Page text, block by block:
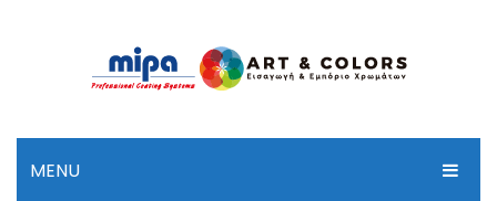
MENU